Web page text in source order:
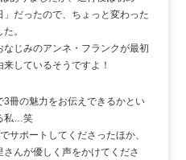
だったので、ちょっと変わった
。
じみのアンネ・フランクが最初
しているそうですよ！
冊の魅力をお伝えできるかとい
私…笑
サポートしてくださったほか、
んが優しく声をかけてくださ